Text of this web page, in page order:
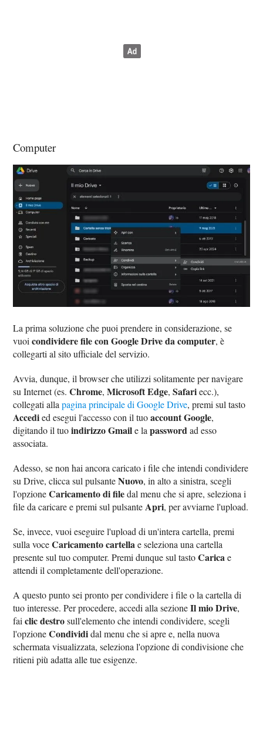
Computer
La prima soluzione che puoi prendere in considerazione, se
vuoicondividere file con Google Drive da computer, è
collegarti al sito ufficiale del servizio.
Avvia, dunque, il browser che utilizzi solitamente per navigare
su Internet (es.Chrome,Microsoft Edge,Safariecc.),
collegati allapagina principale di Google Drive, premi sul tasto
Accedied esegui l'accesso con il tuoaccount Google,
digitando il tuoindirizzo Gmaile lapasswordad esso
associata.
Adesso, se non hai ancora caricato i file che intendi condividere
su Drive, clicca sul pulsanteNuovo, in alto a sinistra, scegli
l'opzioneCaricamento di filedal menu che si apre, seleziona i
file da caricare e premi sul pulsante Apri, per avviarne l'upload.
Se, invece, vuoi eseguire l'upload di un'intera cartella, premi
sulla voceCaricamento cartellae seleziona una cartella
presente sul tuo computer. Premi dunque sul tastoCaricae
attendi il completamente dell'operazione.
A questo punto sei pronto per condividere i file o la cartella di
tuo interesse. Per procedere, accedi alla sezioneIl mio Drive,
faiclic destrosull'elemento che intendi condividere, scegli
l'opzioneCondivididal menu che si apre e, nella nuova
schermata visualizzata, seleziona l'opzione di condivisione che
ritieni più adatta alle tue esigenze.